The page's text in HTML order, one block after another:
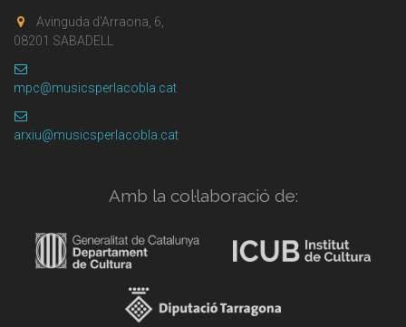
Avinguda d'Arraona, 6,
08201 SABADELL
mpc@musicsperlacobla.cat
arxiu@musicsperlacobla.cat
Amb la col·laboració de: